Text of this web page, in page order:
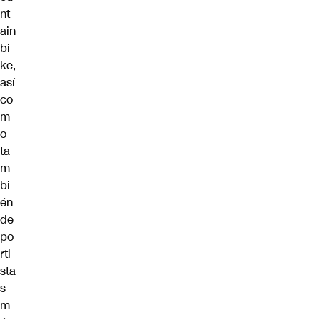
nt
ain
bi
ke,
así
co
m
o
ta
m
bi
én
de
po
rti
sta
s
m